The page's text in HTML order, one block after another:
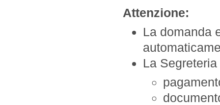
Attenzione:
La domanda
La